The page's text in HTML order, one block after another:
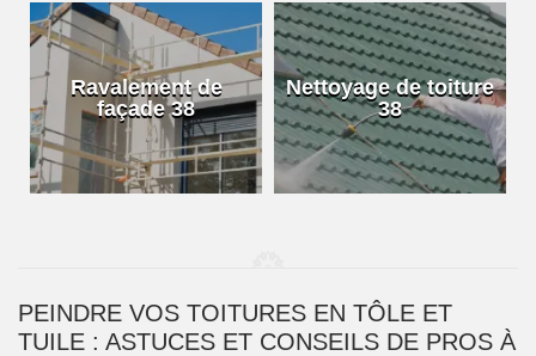
Ravalement de
façade 38
Nettoyage de toiture
38
PEINDRE VOS TOITURES EN TÔLE ET
TUILE : ASTUCES ET CONSEILS DE PROS À